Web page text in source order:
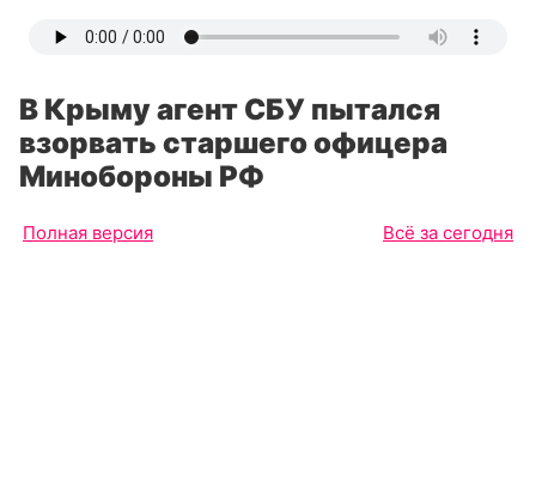
В Крыму агент СБУ пытался
взорвать старшего офицера
Минобороны РФ
Полная версия Всё за сегодня